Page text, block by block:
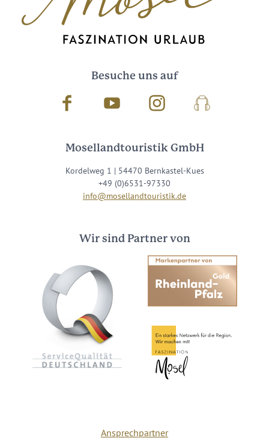
Besuche uns auf
Facebook Youtube InstagramPodcast
Mosellandtouristik GmbH
Kordelweg 1 | 54470 Bernkastel-Kues
+49 (0)6531-97330
info@mosellandtouristik.de
Wir sind Partner von
Ansprechpartner